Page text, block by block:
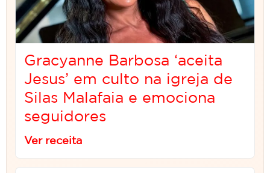
Gracyanne Barbosa ‘aceita
Jesus’ em culto na igreja de
Silas Malafaia e emociona
seguidores
Ver receita